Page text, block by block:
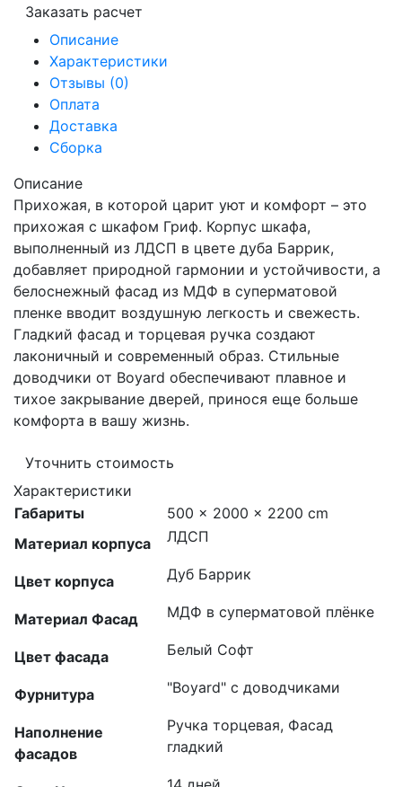
Заказать расчет
Описание
Характеристики
Отзывы (0)
Оплата
Доставка
Сборка
Описание
Прихожая, в которой царит уют и комфорт – это
прихожая с шкафом Гриф. Корпус шкафа,
выполненный из ЛДСП в цвете дуба Баррик,
добавляет природной гармонии и устойчивости, а
белоснежный фасад из МДФ в суперматовой
пленке вводит воздушную легкость и свежесть.
Гладкий фасад и торцевая ручка создают
лаконичный и современный образ. Стильные
доводчики от Boyard обеспечивают плавное и
тихое закрывание дверей, принося еще больше
комфорта в вашу жизнь.
Уточнить стоимость
Характеристики
Габариты
500 × 2000 × 2200 cm
Материал корпуса
ЛДСП
Цвет корпуса Дуб Баррик
Материал Фасад МДФ в суперматовой плёнке
Цвет фасада Белый Софт
Фурнитура "Boyard" с доводчиками
Наполнение
фасадов
Ручка торцевая, Фасад
гладкий